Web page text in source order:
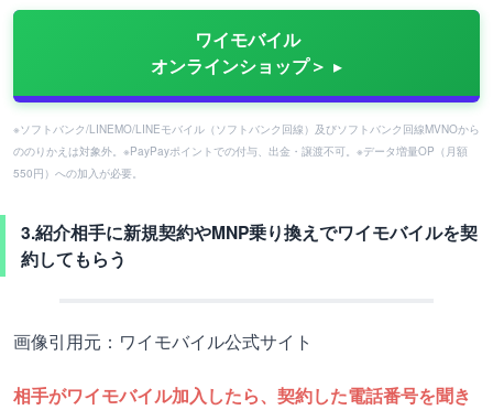
ワイモバイル
オンラインショップ＞
※ソフトバンク/LINEMO/LINEモバイル（ソフトバンク回線）及びソフトバンク回線MVNOから
ののりかえは対象外。※PayPayポイントでの付与、出金・譲渡不可。※データ増量OP（月額
550円）への加入が必要。
3.紹介相手に新規契約やMNP乗り換えでワイモバイルを契
約してもらう
画像引用元：ワイモバイル公式サイト
相手がワイモバイル加入したら、契約した電話番号を聞き